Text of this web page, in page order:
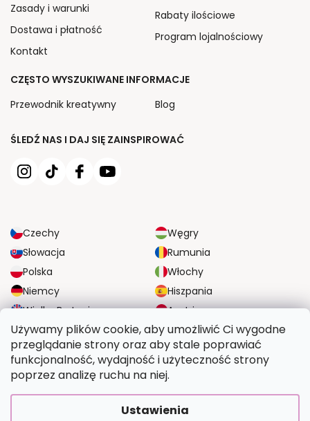
Używamy plików cookie, aby umożliwić Ci wygodne
przeglądanie strony oraz aby stale poprawiać
funkcjonalność, wydajność i użyteczność strony
poprzez analizę ruchu na niej.
Ustawienia
ŚLEDŹ NAS I DAJ SIĘ ZAINSPIROWAĆ
Czechy
Węgry
Słowacja
Rumunia
Polska
Włochy
Niemcy
Hiszpania
Wielka Brytania
Austria
Zasady i warunki
Dostawa i płatność
Kontakt
Rabaty ilościowe
Program lojalnościowy
CZĘSTO WYSZUKIWANE INFORMACJE
Przewodnik kreatywny
Blog
NIEZAWODNE OPCJE DOSTAWY
BEZPIECZNE OPCJE PŁATNOŚCI